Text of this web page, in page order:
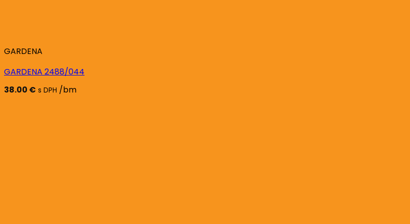
GARDENA
GARDENA 2488/044
38.00 € s DPH /bm